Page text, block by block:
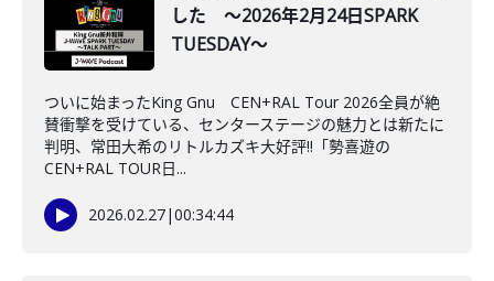
した ～2026年2月24日SPARK
TUESDAY～
ついに始まったKing Gnu CEN+RAL Tour 2026全員が絶
賛衝撃を受けている、センターステージの魅力とは新たに
判明、常田大希のリトルカズキ大好評!!「勢喜遊の
CEN+RAL TOUR日...
2026.02.27|00:34:44